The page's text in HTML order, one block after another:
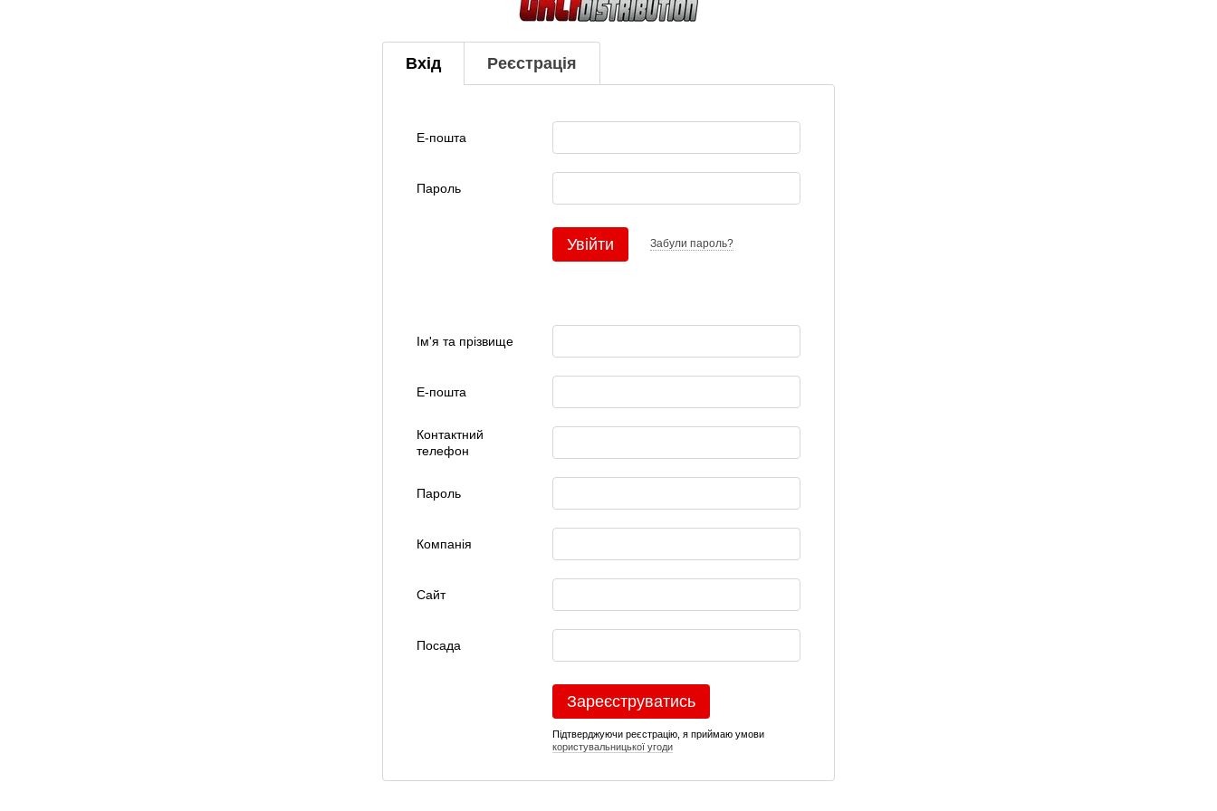
Вхід Реєстрація
Е-пошта
Пароль
Увійти Забули пароль?
Ім'я та прізвище
Е-пошта
Контактний
телефон
Пароль
Компанія
Сайт
Посада
Зареєструватись
Підтверджуючи реєстрацію, я приймаю умови
користувальницької угоди